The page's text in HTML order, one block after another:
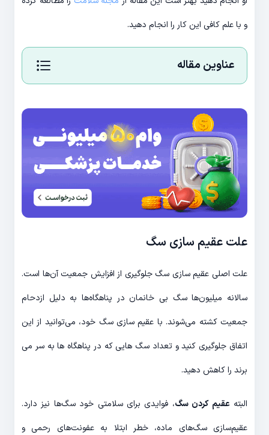
و با علم کافی این کار را انجام دهید.
عناوین مقاله
علت عقیم سازی سگ
علت اصلی عقیم سازی سگ جلوگیری از افزایش جمعیت آن‌ها است.
سالانه میلیون‌ها سگ بی خانمان در پناهگاه‌ها به دلیل ازدحام
جمعیت کشته می‌شوند. با عقیم سازی سگ خود، می‌توانید از این
اتفاق جلوگیری کنید و تعداد سگ هایی که در پناهگاه ها به سر می
برند را کاهش دهید.
البته عقیم کردن سگ، فوایدی برای سلامتی خود سگ‌ها نیز دارد.
عقیم‌سازی سگ‌های ماده، خطر ابتلا به عفونت‌های رحمی و